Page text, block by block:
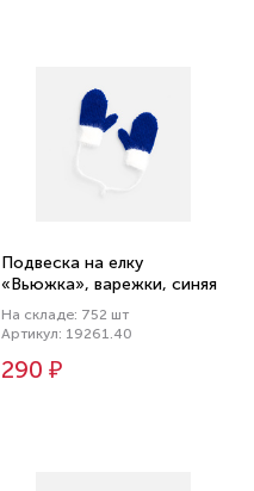
Подвеска на елку
«Вьюжка», варежки, синяя
На складе: 752 шт
Артикул: 19261.40
290 ₽